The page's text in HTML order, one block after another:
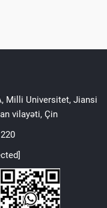
Milli Universitet, Jiansi
vilayəti, Çin